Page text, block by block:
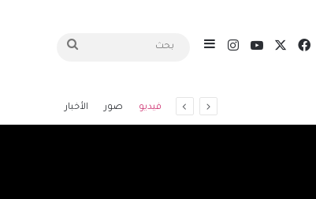
فيسبوكيوتيوبانستقرامإضافة عمود جانبي بحث
فيديو صور الأخبار